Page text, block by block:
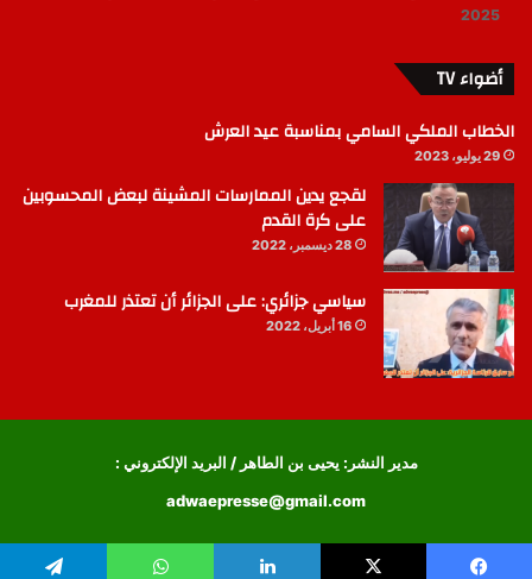
2025
أضواء TV
الخطاب الملكي السامي بمناسبة عيد العرش
29 يوليو، 2023
لقجع يدين الممارسات المشينة لبعض المحسوبين
على كرة القدم
28 ديسمبر، 2022
سياسي جزائري: على الجزائر أن تعتذر للمغرب
16 أبريل، 2022
مدير النشر: يحيى بن الطاهر / البريد الإلكتروني :
adwaepresse@gmail.com